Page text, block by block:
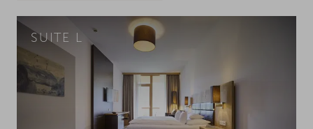
SUITE L